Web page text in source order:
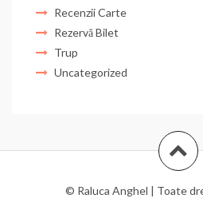
Recenzii Carte
Rezervă Bilet
Trup
Uncategorized
© Raluca Anghel | Toate